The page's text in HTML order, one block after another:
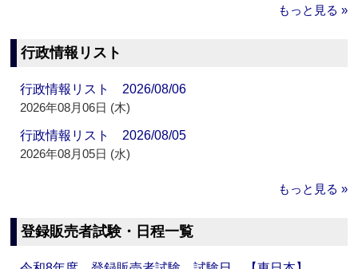
もっと見る »
行政情報リスト
行政情報リスト 2026/08/06
2026年08月06日 (木)
行政情報リスト 2026/08/05
2026年08月05日 (水)
もっと見る »
登録販売者試験・日程一覧